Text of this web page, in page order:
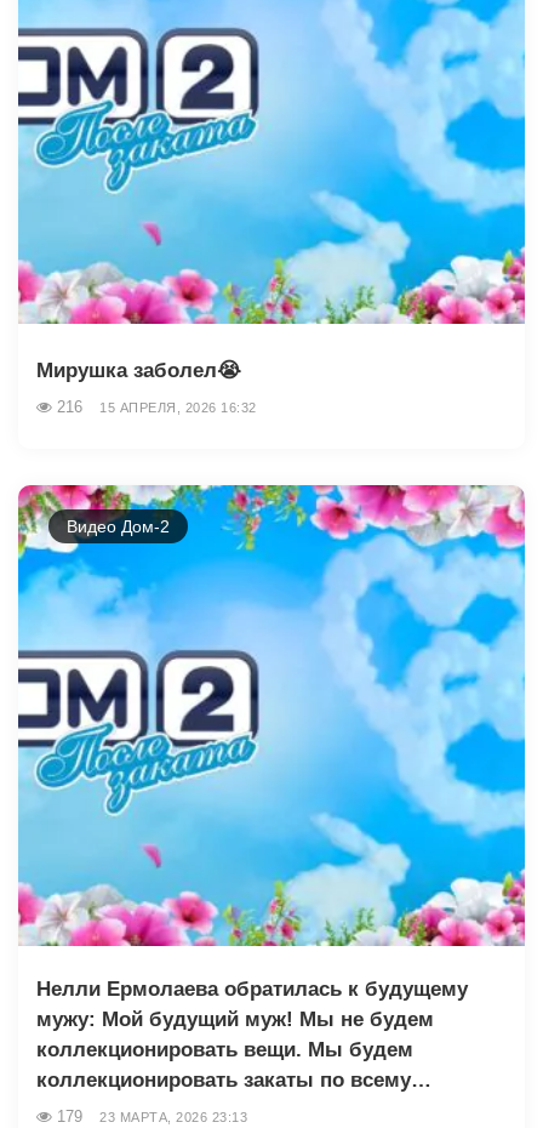
Мирушка заболел😭
216 15 АПРЕЛЯ, 2026 16:32
Видео Дом-2
Нелли Ермолаева обратилась к будущему
мужу: Мой будущий муж! Мы не будем
коллекционировать вещи. Мы будем
коллекционировать закаты по всему…
179 23 МАРТА, 2026 23:13